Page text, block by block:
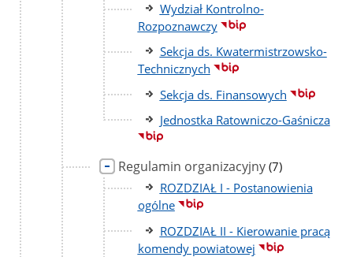
Wydział Kontrolno-
Rozpoznawczy
Sekcja ds. Kwatermistrzowsko-
Technicznych
Sekcja ds. Finansowych
Jednostka Ratowniczo-Gaśnicza
Regulamin organizacyjny liczba
podstron
(7)
ROZDZIAŁ I - Postanowienia
ogólne
ROZDZIAŁ II - Kierowanie pracą
komendy powiatowej